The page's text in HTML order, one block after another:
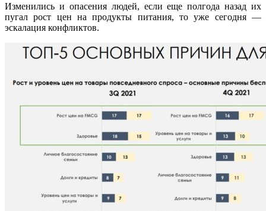
Изменились и опасения людей, если еще полгода назад их
пугал рост цен на продукты питания, то уже сегодня —
эскалация конфликтов.